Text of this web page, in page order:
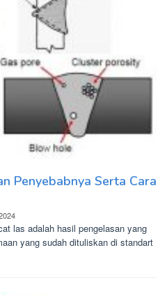
Penyebabnya Serta Cara
las adalah hasil pengelasan yang
yang sudah dituliskan di standart